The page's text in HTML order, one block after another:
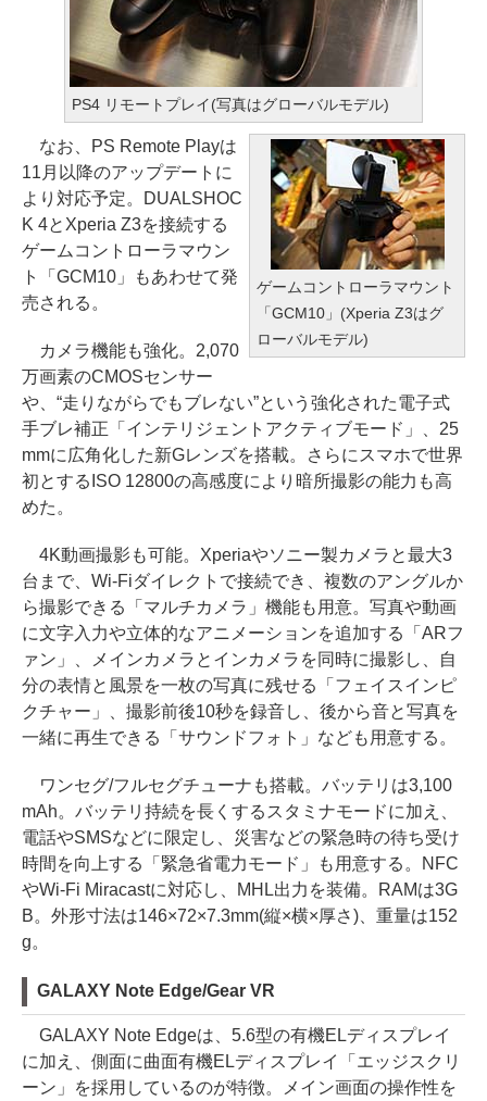
PS4 リモートプレイ(写真はグローバルモデル)
ゲームコントローラマウント
「GCM10」(Xperia Z3はグ
ローバルモデル)
なお、PS Remote Playは
11月以降のアップデートに
より対応予定。DUALSHOC
K 4とXperia Z3を接続する
ゲームコントローラマウン
ト「GCM10」もあわせて発
売される。
カメラ機能も強化。2,070
万画素のCMOSセンサー
や、“走りながらでもブレない”という強化された電子式
手ブレ補正「インテリジェントアクティブモード」、25
mmに広角化した新Gレンズを搭載。さらにスマホで世界
初とするISO 12800の高感度により暗所撮影の能力も高
めた。
4K動画撮影も可能。Xperiaやソニー製カメラと最大3
台まで、Wi-Fiダイレクトで接続でき、複数のアングルか
ら撮影できる「マルチカメラ」機能も用意。写真や動画
に文字入力や立体的なアニメーションを追加する「ARフ
ァン」、メインカメラとインカメラを同時に撮影し、自
分の表情と風景を一枚の写真に残せる「フェイスインピ
クチャー」、撮影前後10秒を録音し、後から音と写真を
一緒に再生できる「サウンドフォト」なども用意する。
ワンセグ/フルセグチューナも搭載。バッテリは3,100
mAh。バッテリ持続を長くするスタミナモードに加え、
電話やSMSなどに限定し、災害などの緊急時の待ち受け
時間を向上する「緊急省電力モード」も用意する。NFC
やWi-Fi Miracastに対応し、MHL出力を装備。RAMは3G
B。外形寸法は146×72×7.3mm(縦×横×厚さ)、重量は152
g。
GALAXY Note Edge/Gear VR
GALAXY Note Edgeは、5.6型の有機ELディスプレイ
に加え、側面に曲面有機ELディスプレイ「エッジスクリ
ーン」を採用しているのが特徴。メイン画面の操作性を